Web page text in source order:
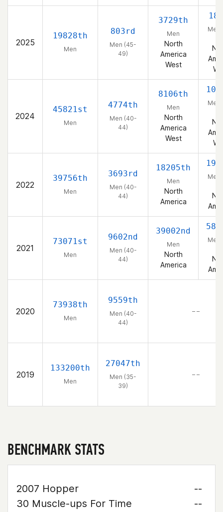
2025
19828th
Men
803rd
Men (45-
49)
3729th
Men
North
America
West
Men
2024
45821st
Men
4774th
Men (40-
44)
8106th
Men
North
America
West
Men
2022
39756th
Men
3693rd
Men (40-
44)
18205th
Men
North
America
Men
2021
73071st
Men
9602nd
Men (40-
44)
39002nd
Men
North
America
Men
2020
73938th
Men
9559th
Men (40-
44)
– –
2019
133200th
Men
27047th
Men (35-
39)
– –
BENCHMARK STATS
2007 Hopper
--
30 Muscle-ups For Time
--